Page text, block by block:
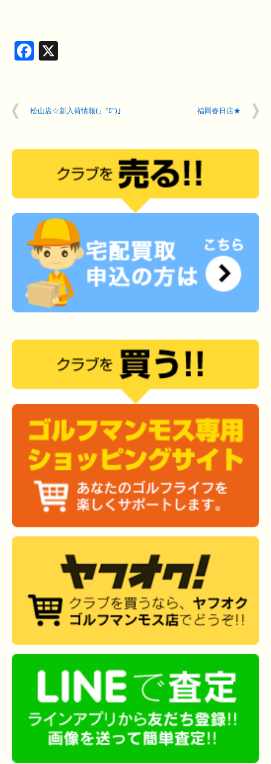
Facebook
松山店☆新入荷情報(」°ﾛ°)｣ 福岡春日店★